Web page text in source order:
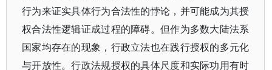
行为来证实具体行为合法性的悖论，并可能成为其授
权合法性逻辑证成过程的障碍。但作为多数大陆法系
国家均存在的现象，行政立法也在践行授权的多元化
与开放性。行政法规授权的具体尺度和实际功用有时